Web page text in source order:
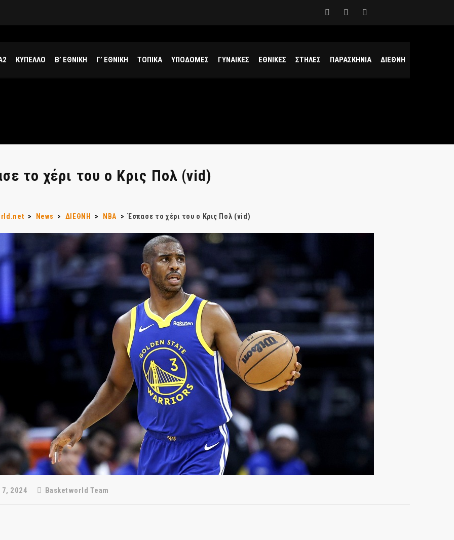
ΚΥΠΕΛΛΟ Β’ ΕΘΝΙΚΗ Γ’ ΕΘΝΙΚΗ ΤΟΠΙΚΑ ΥΠΟΔΟΜΕΣ ΓΥΝΑΙΚΕΣ ΕΘΝΙΚΕΣ ΣΤΗΛΕΣ ΠΑΡΑΣΚΗΝΙΑ ΔΙΕΘΝΗ
το χέρι του ο Κρις Πολ (vid)
> News > ΔΙΕΘΝΗ > NBA > Έσπασε το χέρι του ο Κρις Πολ (vid)
2024 Basketworld Team